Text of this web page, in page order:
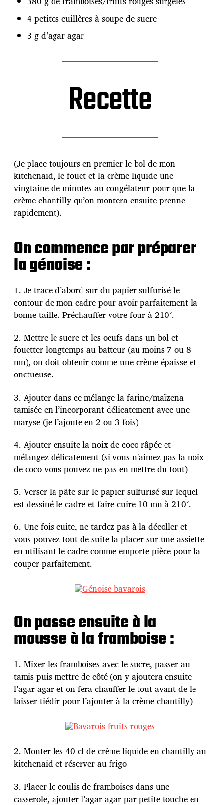
4 petites cuillères à soupe de sucre
3 g d’agar agar
Recette
(Je place toujours en premier le bol de mon
kitchenaid, le fouet et la crème liquide une
vingtaine de minutes au congélateur pour que la
crème chantilly qu’on montera ensuite prenne
rapidement).
On commence par préparer
la génoise :
1. Je trace d’abord sur du papier sulfurisé le
contour de mon cadre pour avoir parfaitement la
bonne taille. Préchauffer votre four à 210°.
2. Mettre le sucre et les oeufs dans un bol et
fouetter longtemps au batteur (au moins 7 ou 8
mn), on doit obtenir comme une crème épaisse et
onctueuse.
3. Ajouter dans ce mélange la farine/maïzena
tamisée en l’incorporant délicatement avec une
maryse (je l’ajoute en 2 ou 3 fois)
4. Ajouter ensuite la noix de coco râpée et
mélangez délicatement (si vous n’aimez pas la noix
de coco vous pouvez ne pas en mettre du tout)
5. Verser la pâte sur le papier sulfurisé sur lequel
est dessiné le cadre et faire cuire 10 mn à 210°.
6. Une fois cuite, ne tardez pas à la décoller et
vous pouvez tout de suite la placer sur une assiette
en utilisant le cadre comme emporte pièce pour la
couper parfaitement.
On passe ensuite à la
mousse à la framboise :
1. Mixer les framboises avec le sucre, passer au
tamis puis mettre de côté (on y ajoutera ensuite
l’agar agar et on fera chauffer le tout avant de le
laisser tiédir pour l’ajouter à la crème chantilly)
2. Monter les 40 cl de crème liquide en chantilly au
kitchenaid et réserver au frigo
3. Placer le coulis de framboises dans une
casserole, ajouter l’agar agar par petite touche en